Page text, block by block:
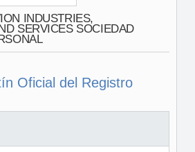
INDUSTRIES,
SERVICES SOCIEDAD
Oficial del Registro